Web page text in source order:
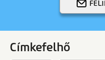
Címkefelhő